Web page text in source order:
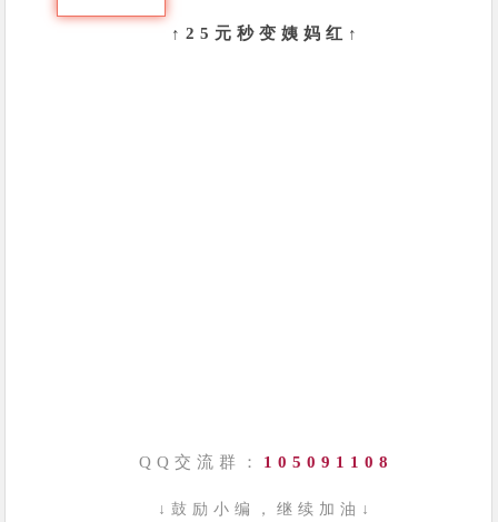
↑25元秒变姨妈红↑
QQ交流群： 105091108
↓鼓励小编，继续加油↓